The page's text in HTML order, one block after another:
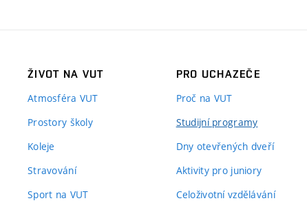
ŽIVOT NA VUT
Atmosféra VUT
Prostory školy
Koleje
Stravování
Sport na VUT
PRO UCHAZEČE
Proč na VUT
Studijní programy
Dny otevřených dveří
Aktivity pro juniory
Celoživotní vzdělávání